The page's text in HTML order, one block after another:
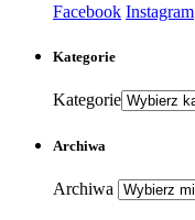
Facebook Instagram
Kategorie
Kategorie
Archiwa
Archiwa